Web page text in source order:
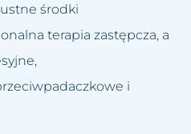
środki
terapia zastępcza, a
i